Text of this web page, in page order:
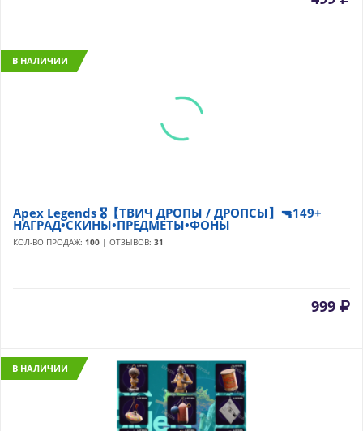
В НАЛИЧИИ
Apex Legends 🎖️【ТВИЧ ДРОПЫ / ДРОПСЫ】🔫149+
НАГРАД•СКИНЫ•ПРЕДМЕТЫ•ФОНЫ
КОЛ-ВО ПРОДАЖ: 100 | ОТЗЫВОВ: 31
999
В НАЛИЧИИ